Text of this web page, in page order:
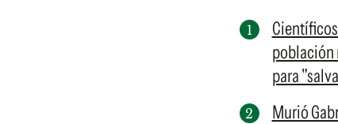
población
para
Murió